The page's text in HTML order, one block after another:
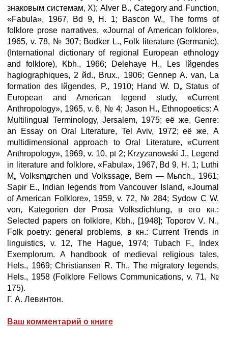
знаковым системам, X); Alver В., Category and Function,
«Fabula», 1967, Bd 9, H. 1; Вascon W., The forms of
folklore prose narratives, «Journal of American folklore»,
1965, v. 78, № 307; Вodker L., Folk literature (Germanic),
(International dictionary of regional European ethnology
and folklore), Kbh., 1966; Delehaye H., Les lйgendes
hagiographiques, 2 йd., Brux., 1906; Gennep A. van, La
formation des lйgendes, P., 1910; Hand W. D„ Status of
European and American legend study, «Current
Anthropology», 1965, v. 6, № 4; Jason H., Ethnopoetics: A
Multilingual Terminology, Jersalem, 1975; её же, Genre:
an Essay on Oral Literature, Tel Aviv, 1972; её же, A
multidimensional approach to Oral Literature, «Current
Anthropology», 1969, v. 10, pt 2; Krzyzanowski J., Legend
in literature and folklore, «Fabula», 1967, Bd 9, H. 1; Luthi
M„ Volksmдrchen und Volkssage, Bern — Mьnch., 1961;
Sapir E., Indian legends from Vancouver Island, «Journal
of American Folklore», 1959, v. 72, № 284; Sydow С W.
von, Kategorien der Prosa Volksdichtung, в его кн.:
Selected papers on folklore, Kbh., [1948]; Toporov V. N.,
Folk poetry: general problems, в кн.: Current Trends in
linguistics, v. 12, The Hague, 1974; Tubасh F., Index
Exemplorum. A handbook of medieval religious tales,
Hels., 1969; Christiansen R. Th., The migratory legends,
Hels., 1958 (Folklore Fellows Communications, v. 71, №
175).
Г. А. Левинтон.
Ваш комментарий о книге